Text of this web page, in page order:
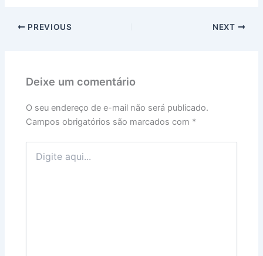
PREVIOUS NEXT
Deixe um comentário
O seu endereço de e-mail não será publicado.
Campos obrigatórios são marcados com *
aqui...